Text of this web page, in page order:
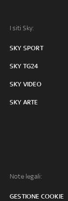
I siti Sky:
SKY SPORT
SKY TG24
SKY VIDEO
SKY ARTE
Note legali:
GESTIONE COOKIE